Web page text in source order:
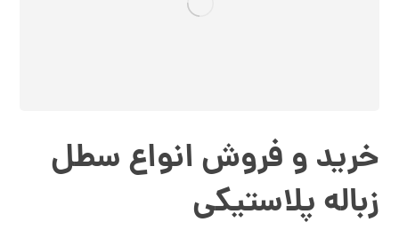
خرید و فروش انواع سطل
زباله پلاستیکی